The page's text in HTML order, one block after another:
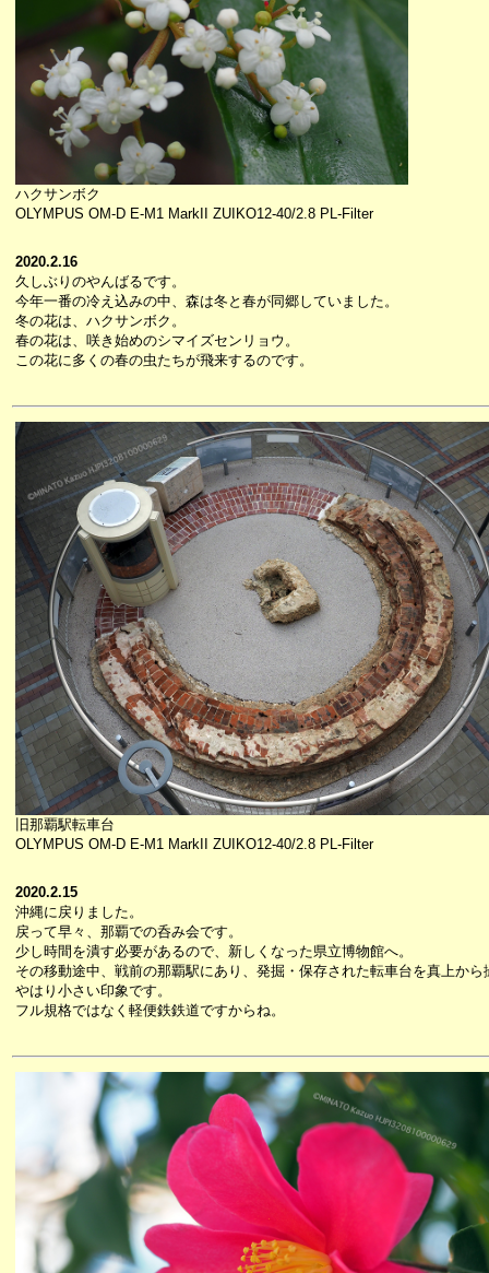
ハクサンボク
OLYMPUS OM-D E-M1 MarkII ZUIKO12-40/2.8 PL-Filter
2020.2.16
久しぶりのやんばるです。
今年一番の冷え込みの中、森は冬と春が同郷していました。
冬の花は、ハクサンボク。
春の花は、咲き始めのシマイズセンリョウ。
この花に多くの春の虫たちが飛来するのです。
旧那覇駅転車台
OLYMPUS OM-D E-M1 MarkII ZUIKO12-40/2.8 PL-Filter
2020.2.15
沖縄に戻りました。
戻って早々、那覇での呑み会です。
少し時間を潰す必要があるので、新しくなった県立博物館へ。
その移動途中、戦前の那覇駅にあり、発掘・保存された転車台を真上から
やはり小さい印象です。
フル規格ではなく軽便鉄鉄道ですからね。